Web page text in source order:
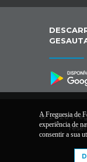
© 2026
A Freguesia de
experiência de
consentir a sua